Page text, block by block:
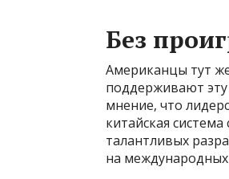
Без
Американцы тут
поддерживают
мнение, что
китайская
талантливых
на